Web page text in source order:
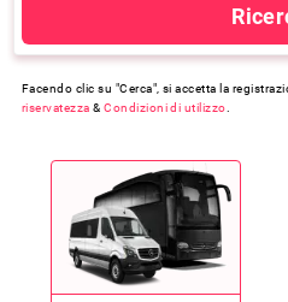
Facendo clic su "Cerca", si accetta la
riservatezza &Condizioni di utilizzo